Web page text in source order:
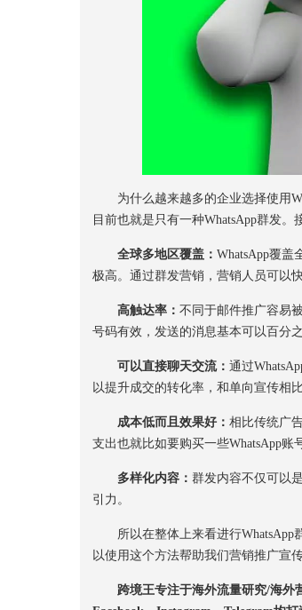
为什么越来越多的企业选择使用
目前也就是只有一种WhatsApp群发。
全球多地区覆盖 ：WhatsApp覆盖
极高。通过群发营销，营销人员可以
高触达率：不同于邮件推广容易
号码有效，发送的消息基本可以百分
可以直接聊天交流：通过
以提升成交的转化率，和单向宣传相
成本低而且效果好 ：相比传统广
支出也就比如要购买一些WhatsApp
多样化内容 ：群发内容不仅可以
引力。
所以在整体上来看进行WhatsApp
以使用这个方法帮助我们营销推广宣
跨境王专注于海外流量研究/海外